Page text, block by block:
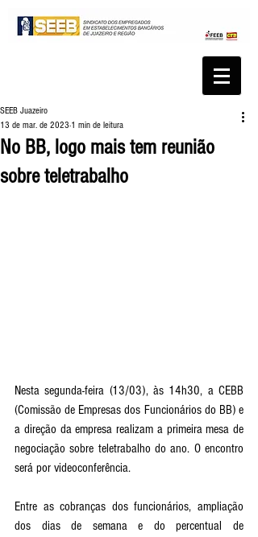
No BB, logo mais tem reunião
sobre teletrabalho
SEEB Juazeiro
13 de mar. de 2023 1 min de leitura
Nesta segunda-feira (13/03), às 14h30, a CEBB
(Comissão de Empresas dos Funcionários do BB) e
a direção da empresa realizam a primeira mesa de
negociação sobre teletrabalho do ano. O encontro
será por videoconferência.
Entre as cobranças dos funcionários, ampliação
dos dias de semana e do percentual de